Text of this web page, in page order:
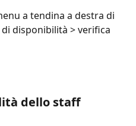
a tendina a destra di
disponibilità > verifica
dello staff